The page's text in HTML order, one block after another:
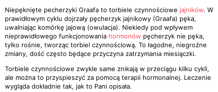
Niepęknięte pecherzyki Graafa to torbiele czynnościowe jajników. W
prawidłowym cyklu dojrzały pęcherzyk jajnikowy (Graafa) pęka,
uwalniając komórkę jajową (owulacja). Niekiedy pod wpływem
nieprawidłowego funkcjonowania hormonów pęcherzyk nie pęka,
tylko rośnie, tworząc torbiel czynnościową. To łagodne, niegroźne
zmiany, dość często będące przyczyna zatrzymania miesiączki.
Torbiele czynnościowe zwykle same znikają w przeciągu kilku cykli,
ale można to przyspieszyć za pomocą terapii hormonalnej. Leczenie
wygląda dokładnie tak, jak to Pani opisała.